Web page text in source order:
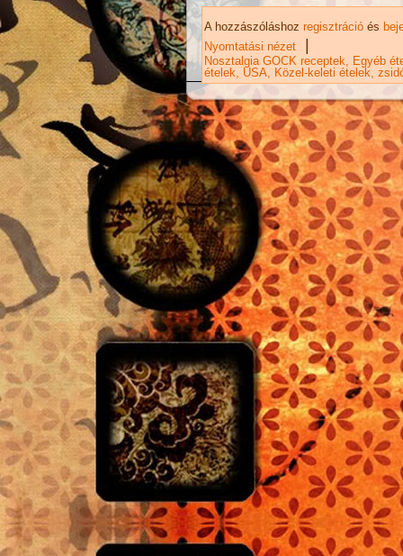
A hozzászóláshoz regisztráció és
Nyomtatási nézet
|
Nosztalgia GOCK receptek
Egyéb
ételek
USA Közel-keleti ételek